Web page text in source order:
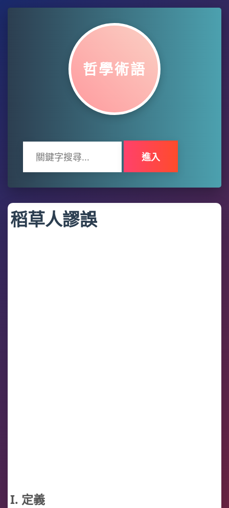
哲學術語
進入
稻草人謬誤
I. 定義